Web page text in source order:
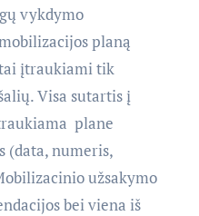
vykdymo
planą
įtraukiami tik
Visa sutartis į
 plane
(data, numeris,
užsakymo
bei viena iš